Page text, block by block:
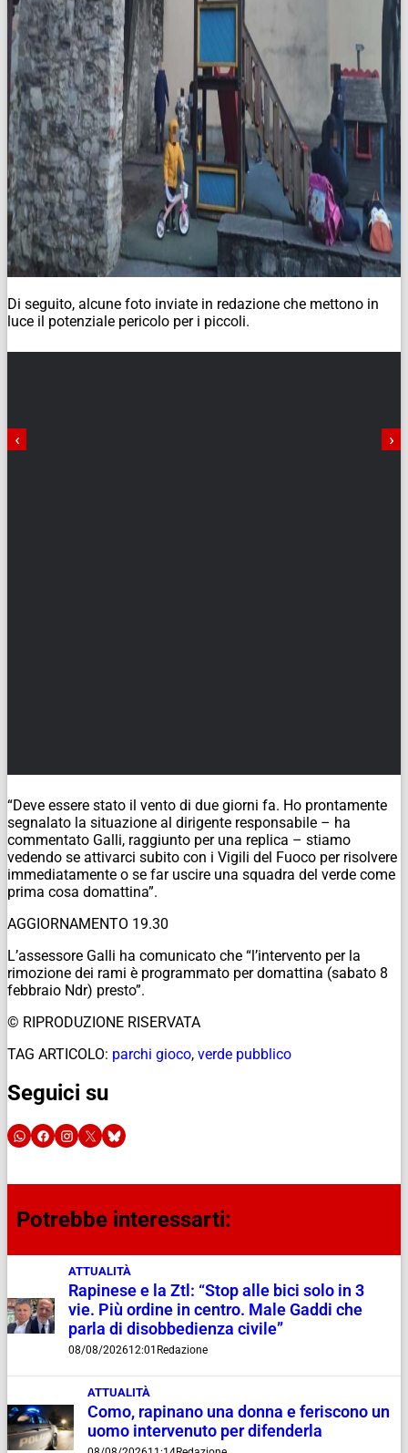
Di seguito, alcune foto inviate in redazione che mettono in
luce il potenziale pericolo per i piccoli.
‹ ›
“Deve essere stato il vento di due giorni fa. Ho prontamente
segnalato la situazione al dirigente responsabile – ha
commentato Galli, raggiunto per una replica – stiamo
vedendo se attivarci subito con i Vigili del Fuoco per risolvere
immediatamente o se far uscire una squadra del verde come
prima cosa domattina”.
AGGIORNAMENTO 19.30
L’assessore Galli ha comunicato che “l’intervento per la
rimozione dei rami è programmato per domattina (sabato 8
febbraio Ndr) presto”.
© RIPRODUZIONE RISERVATA
TAG ARTICOLO: parchi gioco, verde pubblico
Seguici su
Potrebbe interessarti:
ATTUALITÀ
Rapinese e la Ztl: “Stop alle bici solo in 3
vie. Più ordine in centro. Male Gaddi che
parla di disobbedienza civile”
08/08/202612:01 Redazione
ATTUALITÀ
Como, rapinano una donna e feriscono un
uomo intervenuto per difenderla